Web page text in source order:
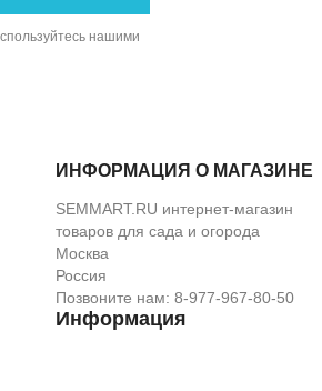
нашими
ИНФОРМАЦИЯ О МАГАЗИНЕ
SEMMART.RU интернет-магазин
товаров для сада и огорода
Москва
Россия
Позвоните нам: 8-977-967-80-50
Информация